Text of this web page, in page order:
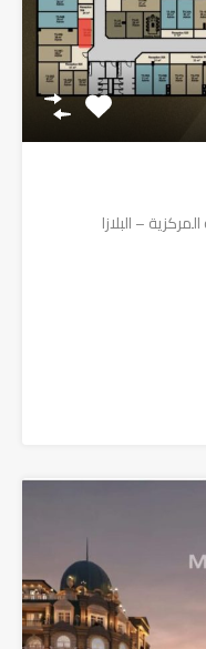
المركزية – البلازا